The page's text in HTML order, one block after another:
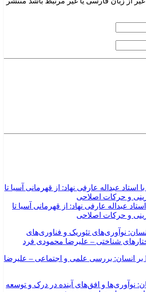
عبداله عارفی نهاد: از قهرمانی آسیا تا
و حرکات اصلاحی
نوآوری‌های تئوریک و فناوری‌های
شناختی – علیرضا محمودی فرد
تأثیر امواج BTS بر انسان: بررسی علمی و اجتماعی – علیرضا
نوآوری‌ها و افق‌های آینده در درک و توسعه